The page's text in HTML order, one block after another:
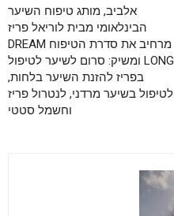
אלביב, מותג טיפוח השיער
הבינלאומי מבית לוריאל פריז
מרחיב את סדרת הטיפוח DREAM
LONG ומשיק: סרום לשיער לטיפול
בפריז להזנת השיער בלחות,
לטיפול בשיער מרדני, לנטרול פריז
וחשמל סטטי